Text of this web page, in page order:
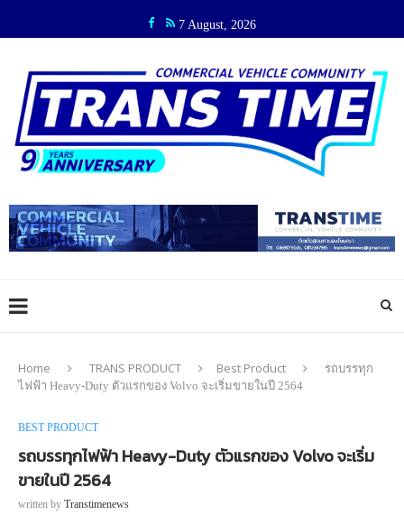
7 August, 2026
Home TRANS PRODUCT Best Product
รถบรรทุก
ไฟฟ้า Heavy-Duty ตัวแรกของ Volvo จะเริ่มขายในปี 2564
BEST PRODUCT
รถบรรทุกไฟฟ้า Heavy-Duty ตัวแรกของ Volvo จะเริ่ม
ขายในปี 2564
written by Transtimenews